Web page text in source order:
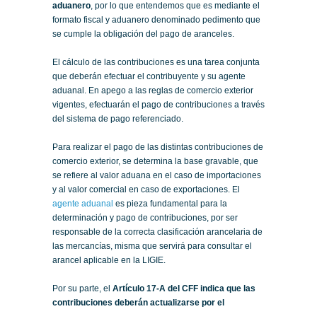
aduanero, por lo que entendemos que es mediante el
formato fiscal y aduanero denominado pedimento que
se cumple la obligación del pago de aranceles.
El cálculo de las contribuciones es una tarea conjunta
que deberán efectuar el contribuyente y su agente
aduanal. En apego a las reglas de comercio exterior
vigentes, efectuarán el pago de contribuciones a través
del sistema de pago referenciado.
Para realizar el pago de las distintas contribuciones de
comercio exterior, se determina la base gravable, que
se refiere al valor aduana en el caso de importaciones
y al valor comercial en caso de exportaciones. El
agente aduanal es pieza fundamental para la
determinación y pago de contribuciones, por ser
responsable de la correcta clasificación arancelaria de
las mercancías, misma que servirá para consultar el
arancel aplicable en la LIGIE.
Por su parte, el Artículo 17-A del CFF indica que las
contribuciones deberán actualizarse por el